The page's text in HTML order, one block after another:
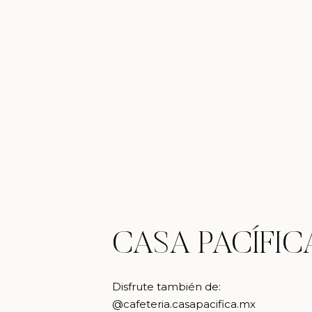
CASA
Disfrute también de:
@cafeteria.casapacifica.mx